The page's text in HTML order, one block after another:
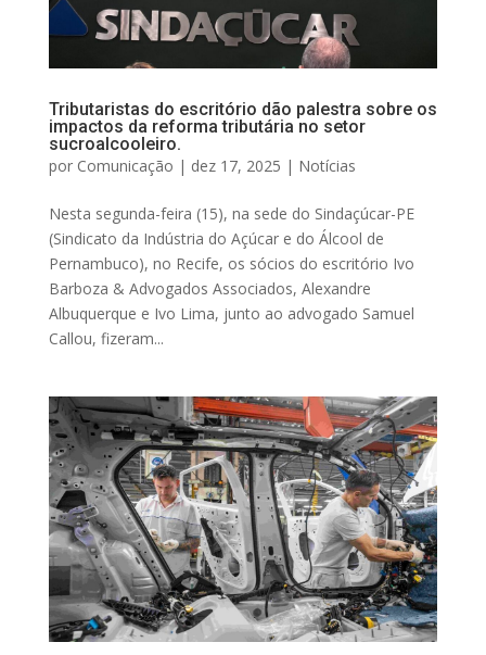
Tributaristas do escritório dão palestra sobre os
impactos da reforma tributária no setor
sucroalcooleiro.
por Comunicação | dez 17, 2025 | Notícias
Nesta segunda-feira (15), na sede do Sindaçúcar-PE
(Sindicato da Indústria do Açúcar e do Álcool de
Pernambuco), no Recife, os sócios do escritório Ivo
Barboza & Advogados Associados, Alexandre
Albuquerque e Ivo Lima, junto ao advogado Samuel
Callou, fizeram...